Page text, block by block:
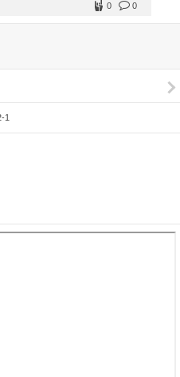
0
0
1